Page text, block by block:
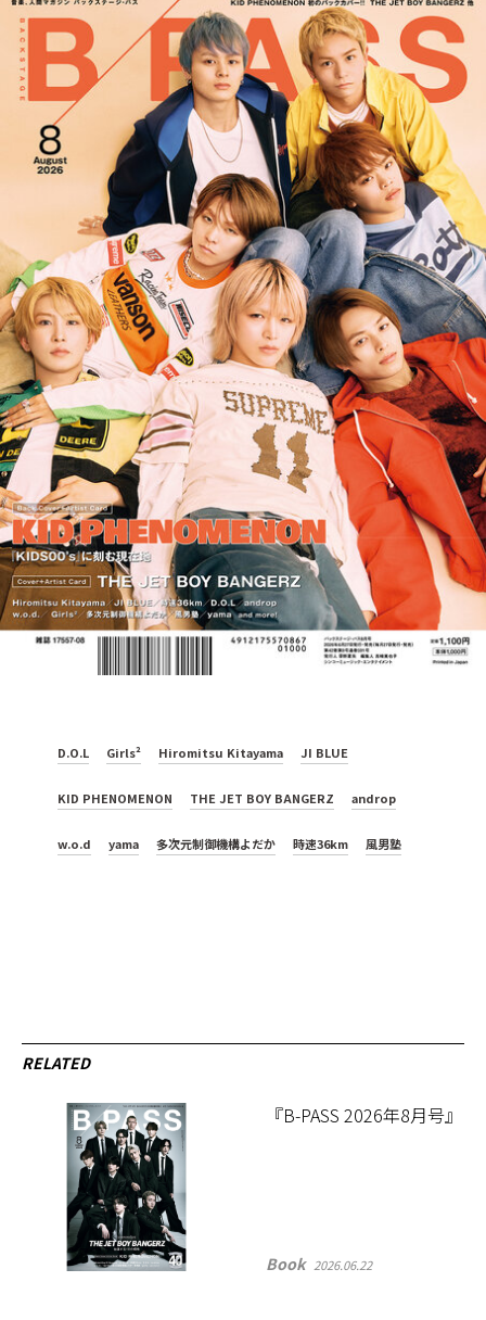
D.O.L Girls² Hiromitsu Kitayama JI BLUE
KID PHENOMENON THE JET BOY BANGERZ androp
w.o.d yama 多次元制御機構よだか 時速36km 風男塾
RELATED
『B-PASS 2026年8月号』
Book 2026.06.22